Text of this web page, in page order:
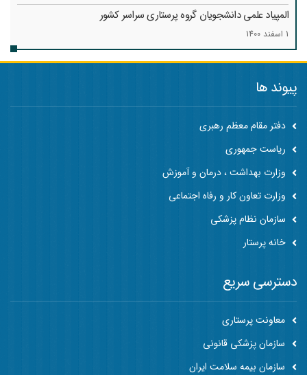
المپیاد علمی دانشجویان گروه پرستاری سراسر کشور
1 اسفند 1400
پیوند ها
دفتر مقام معظم رهبری
ریاست جمهوری
وزارت بهداشت ، درمان و آموزش
وزارت تعاون کار و رفاه اجتماعی
سازمان نظام پزشکی
خانه پرستار
دسترسی سریع
معاونت پرستاری
سازمان پزشکی قانونی
سازمان بیمه سلامت ایران